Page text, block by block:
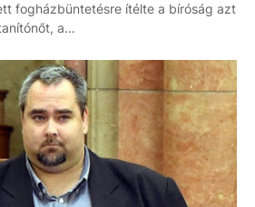
fogházbüntetésre ítélte a bíróság azt
a…